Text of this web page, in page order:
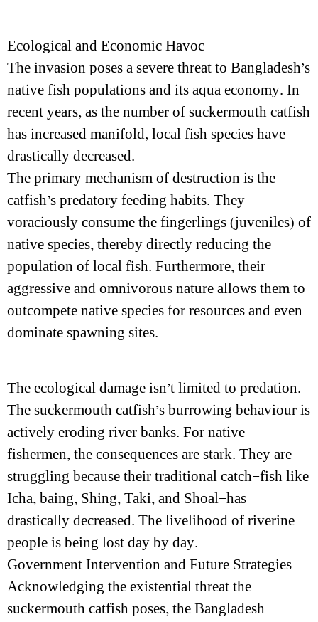
Ecological and Economic Havoc
The invasion poses a severe threat to Bangladesh’s
native fish populations and its aqua economy. In
recent years, as the number of suckermouth catfish
has increased manifold, local fish species have
drastically decreased.
The primary mechanism of destruction is the
catfish’s predatory feeding habits. They
voraciously consume the fingerlings (juveniles) of
native species, thereby directly reducing the
population of local fish. Furthermore, their
aggressive and omnivorous nature allows them to
outcompete native species for resources and even
dominate spawning sites.
The ecological damage isn’t limited to predation.
The suckermouth catfish’s burrowing behaviour is
actively eroding river banks. For native
fishermen, the consequences are stark. They are
struggling because their traditional catch—fish like
Icha, baing, Shing, Taki, and Shoal—has
drastically decreased. The livelihood of riverine
people is being lost day by day.
Government Intervention and Future Strategies
Acknowledging the existential threat the
suckermouth catfish poses, the Bangladesh